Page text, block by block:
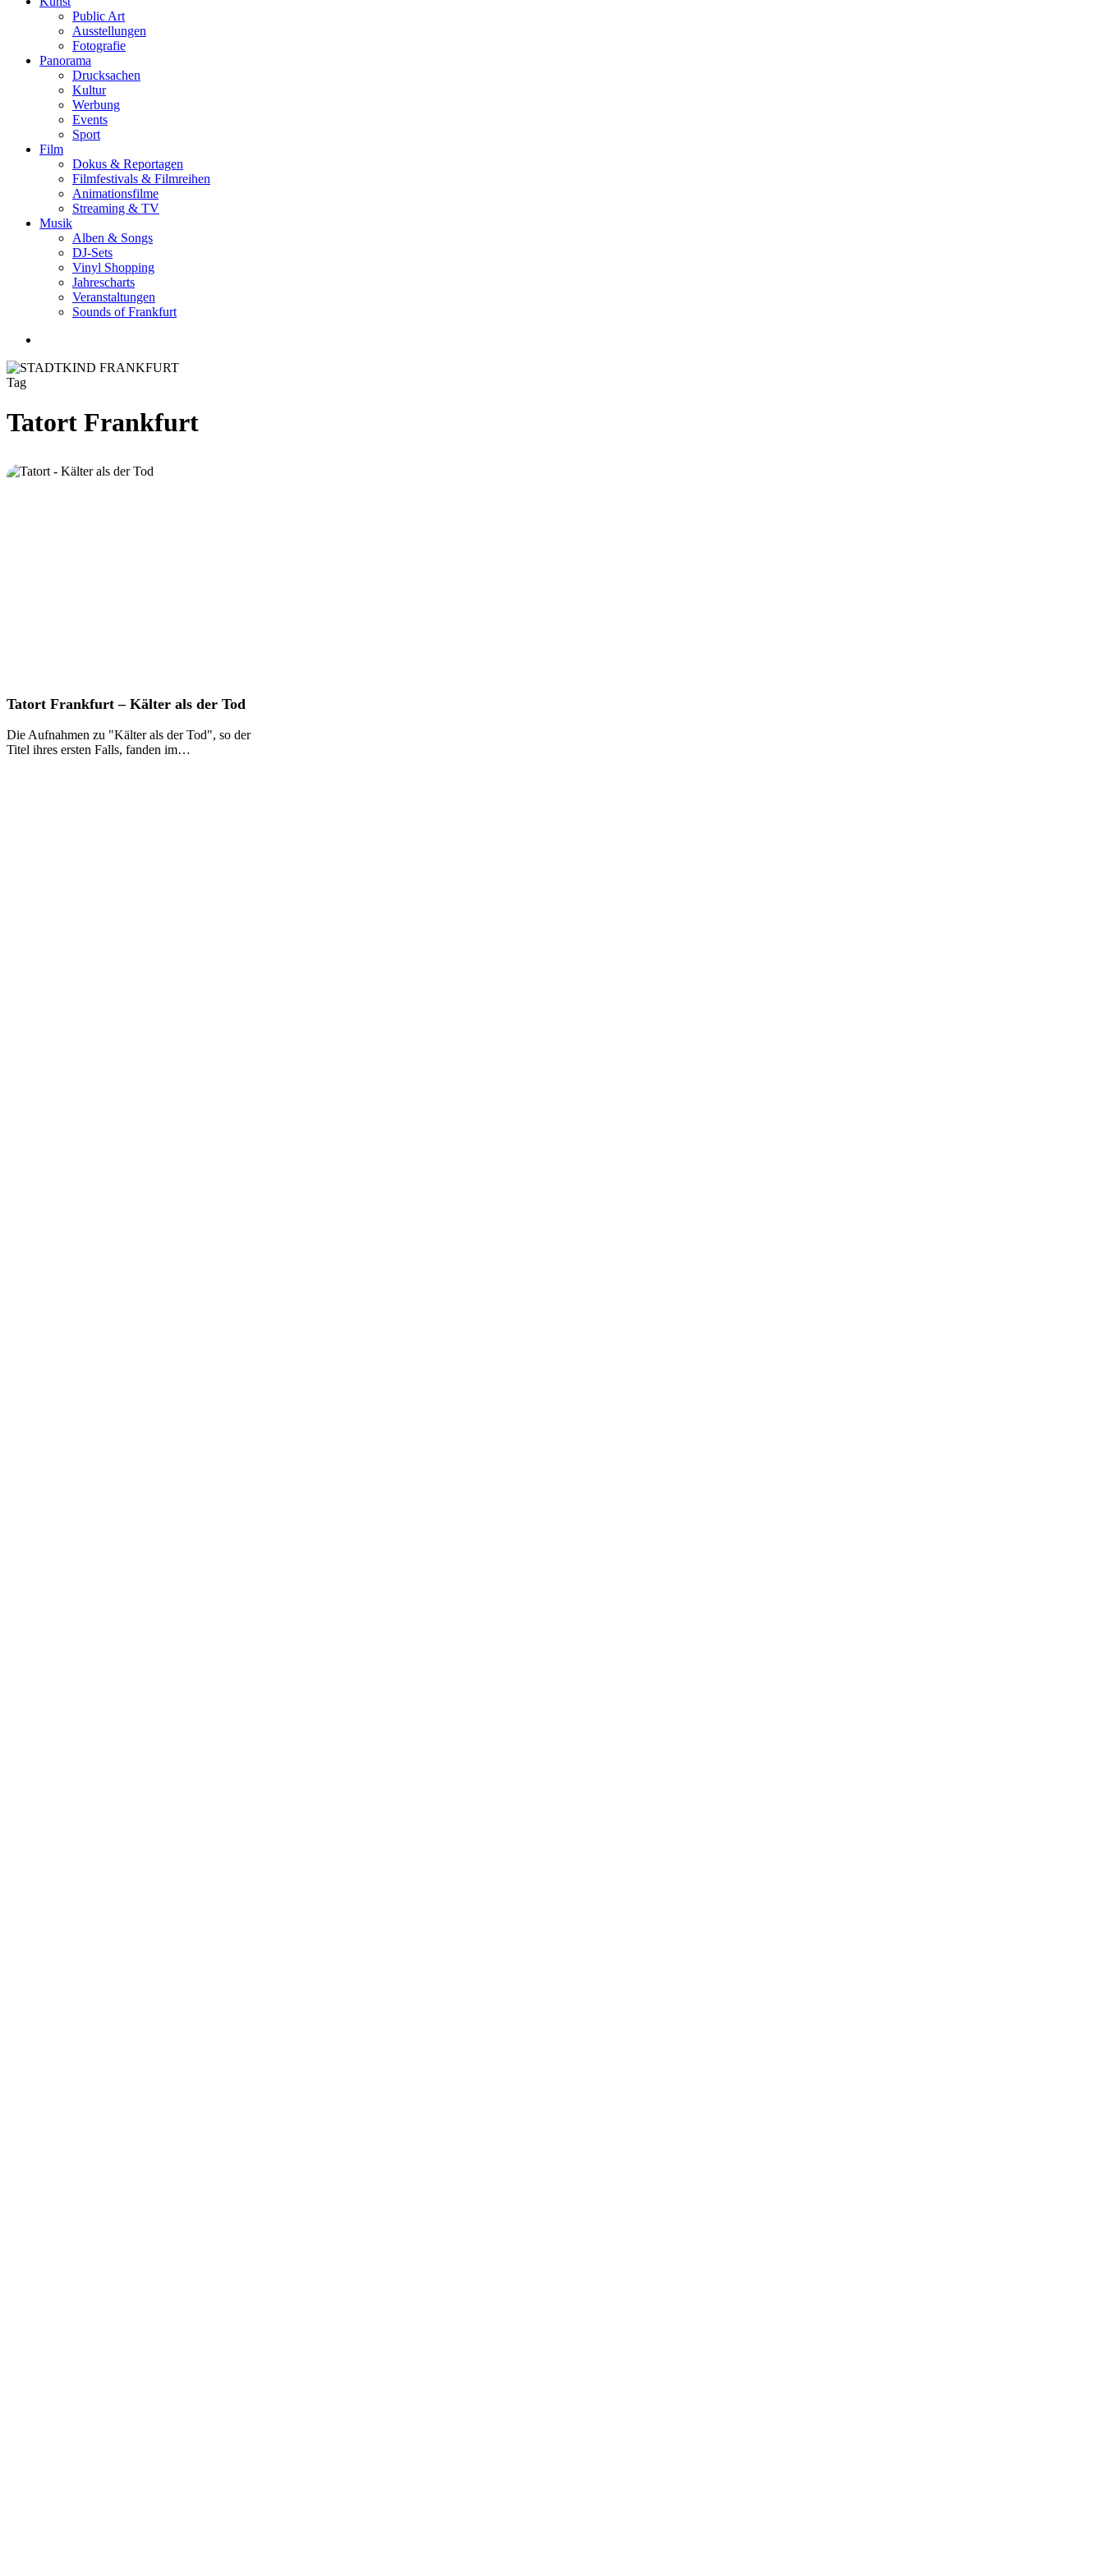
Public Art
Ausstellungen
Fotografie
Panorama
Drucksachen
Kultur
Werbung
Events
Sport
Film
Dokus & Reportagen
Filmfestivals & Filmreihen
Animationsfilme
Streaming & TV
Musik
Alben & Songs
DJ-Sets
Vinyl Shopping
Jahrescharts
Veranstaltungen
Sounds of Frankfurt
Tag
Tatort Frankfurt
Tatort
–
Kälter
Tatort Frankfurt – Kälter als der Tod
Die Aufnahmen zu "Kälter als der Tod", so der
Titel ihres ersten Falls, fanden im…